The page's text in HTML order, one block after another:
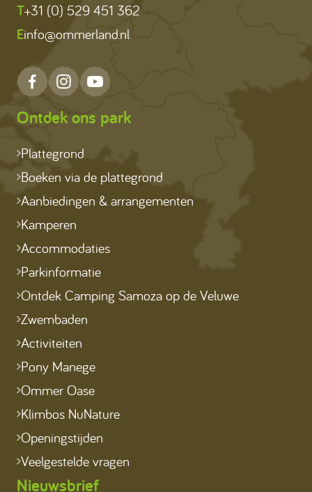
T+31 (0) 529 451 362
Einfo@ommerland.nl
Ontdek ons park
Plattegrond
Boeken via de plattegrond
Aanbiedingen & arrangementen
Kamperen
Accommodaties
Parkinformatie
Ontdek Camping Samoza op de Veluwe
Zwembaden
Activiteiten
Pony Manege
Ommer Oase
Klimbos NuNature
Openingstijden
Veelgestelde vragen
Nieuwsbrief